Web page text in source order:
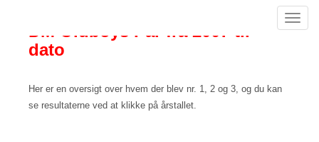
DM Oldboys Par fra 2007 til
dato
Her er en oversigt over hvem der blev nr. 1, 2 og 3, og du kan
se resultaterne ved at klikke på årstallet.